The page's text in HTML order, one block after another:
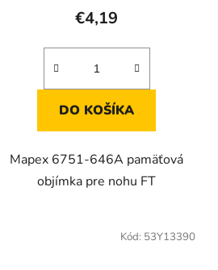
€4,19
DO KOŠÍKA
Mapex 6751-646A pamäťová
objímka pre nohu FT
Kód: 53Y13390